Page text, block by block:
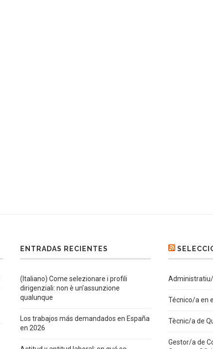
ENTRADAS RECIENTES
(Italiano) Come selezionare i profili
dirigenziali: non è un’assunzione
qualunque
Los trabajos más demandados en España
en 2026
Administratiu/
Técnico/a en
Tècnic/a de
Gestor/a de